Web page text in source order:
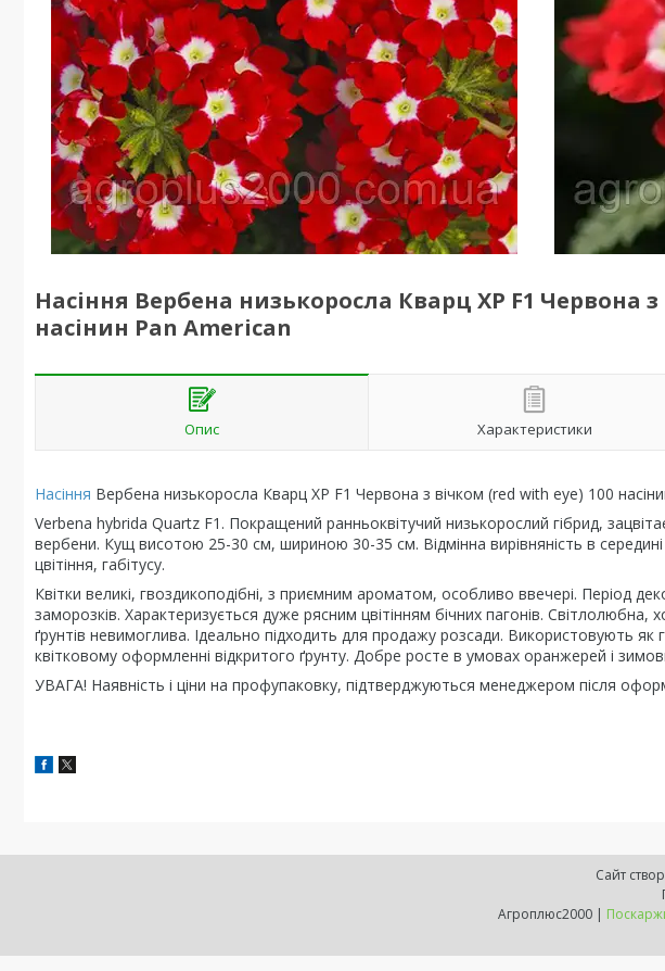
Насіння Вербена низькоросла Кварц ХР F1 Червона
насінин Pan American
Опис Характеристики
Насіння Вербена низькоросла Кварц ХР F1 Червона з вічком (red with eye) 100
Verbena hybrida Quartz F1. Покращений ранньоквітучий низькорослий гібрид,
вербени. Кущ висотою 25-30 см, шириною 30-35 см. Відмінна вирівняність в середині
цвітіння, габітусу.
Квітки великі, гвоздикоподібні, з приємним ароматом, особливо ввечері. Період
заморозків. Характеризується дуже рясним цвітінням бічних пагонів. Світлолюбна,
ґрунтів невимоглива. Ідеально підходить для продажу розсади. Використовують як
квітковому оформленні відкритого ґрунту. Добре росте в умовах оранжерей і
УВАГА! Наявність і ціни на профупаковку, підтверджуються менеджером після
Сайт
Агроплюс2000 |